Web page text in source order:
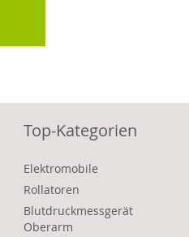
Top-Kategorien
Elektromobile
Rollatoren
Blutdruckmessgerät
Oberarm